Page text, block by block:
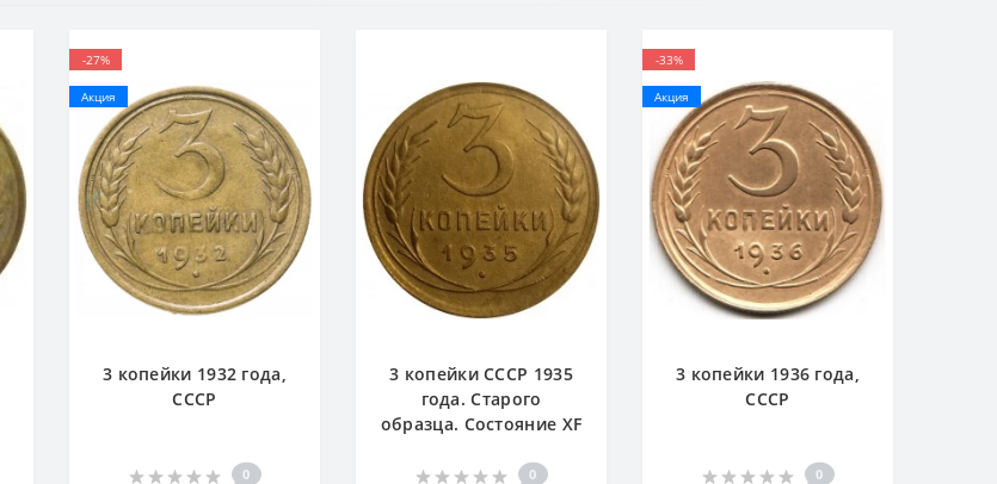
-27%
Акция
3 копейки 1932 года,
СССР
0
3 копейки СССР 1935
года. Старого
образца. Состояние XF
0
-33%
Акция
3 копейки 1936 года,
СССР
0